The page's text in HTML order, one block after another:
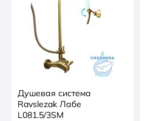
Душевая система
Ravslezak Лабе
L081.5/3SM